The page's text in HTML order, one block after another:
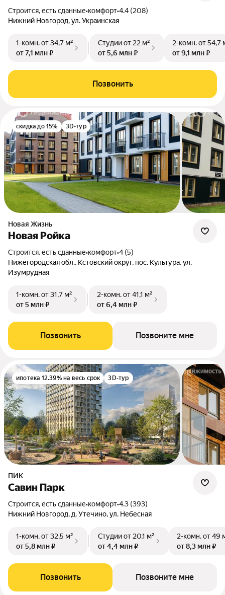
Строится, есть сданные•комфорт•4.4 (208)
Нижний Новгород, ул. Украинская
1-комн.от 34,7 м²
от 7,1 млн ₽
Студииот 22 м²
от 5,6 млн ₽
2-комн.от 54,7
от 9,1 млн ₽
Позвонить
скидка до 15% 3D-тур
Новая Жизнь
Новая Ройка
Строится, есть сданные•комфорт•4 (5)
Нижегородская обл., Кстовский округ, пос. Культура, ул.
Изумрудная
1-комн.от 31,7 м²
от 5 млн ₽
2-комн.от 41,1 м²
от 6,4 млн ₽
Позвонить Позвоните мне
ипотека 12.39% на весь срок 3D-тур
ПИК
Савин Парк
Строится, есть сданные•комфорт•4.3 (393)
Нижний Новгород, д. Утечино, ул. Небесная
1-комн.от 32,5 м²
от 5,8 млн ₽
Студииот 20,1 м²
от 4,4 млн ₽
2-комн.от 49
от 8,3 млн ₽
Позвонить Позвоните мне